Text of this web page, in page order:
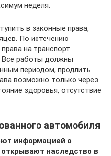
неделя.
в законные права,
По истечению
на транспорт
Все работы должны
периодом, продлить
возможно только через
здоровья, отсутствие
автомобиля
информацией о
наследство в